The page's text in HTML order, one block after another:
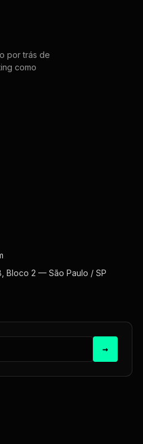
por trás de
como
Bloco 2 — São Paulo / SP
→